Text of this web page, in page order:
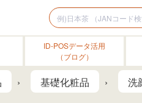
ID-POSデータ活用
（ブログ）
基礎化粧品 洗